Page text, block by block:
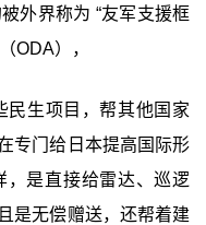
外界称为 “友军支援框
ODA），
民生项目，帮其他国家
专门给日本提高国际形
，是直接给雷达、巡逻
是无偿赠送，还帮着建